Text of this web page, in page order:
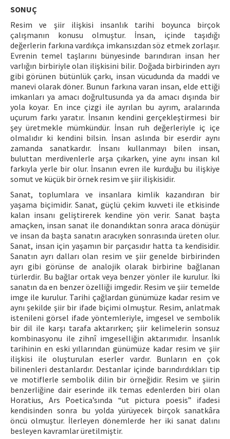
SONUÇ
Resim ve şiir ilişkisi insanlık tarihi boyunca birçok
çalışmanın konusu olmuştur. İnsan, içinde taşıdığı
değerlerin farkına vardıkça imkansızdan söz etmek zorlaşır.
Evrenin temel taşlarını bünyesinde barındıran insan her
varlığın birbiriyle olan ilişkisini bilir. Doğada birbirinden ayrı
gibi görünen bütünlük çarkı, insan vücudunda da maddi ve
manevi olarak döner. Bunun farkına varan insan, elde ettiği
imkanları ya amacı doğrultusunda ya da amacı dışında bir
yola koyar. En ince çizgi ile ayrılan bu ayrım, aralarında
uçurum farkı yaratır. İnsanın kendini gerçekleştirmesi bir
şey üretmekle mümkündür. İnsan ruh değerleriyle iç içe
olmalıdır ki kendini bilsin. İnsan aslında bir eserdir aynı
zamanda sanatkardır. İnsanı kullanmayı bilen insan,
buluttan merdivenlerle arşa çıkarken, yine aynı insan kıl
farkıyla yerle bir olur. İnsanın evren ile kurduğu bu ilişkiye
somut ve küçük bir örnek resim ve şiir ilişkisidir.
Sanat, toplumlara ve insanlara kimlik kazandıran bir
yaşama biçimidir. Sanat, güçlü çekim kuvveti ile etkisinde
kalan insanı geliştirerek kendine yön verir. Sanat başta
amaçken, insan sanat ile donandıktan sonra araca dönüşür
ve insan da başta sanatın aracıyken sonrasında üreten olur.
Sanat, insan için yaşamın bir parçasıdır hatta ta kendisidir.
Sanatın ayrı dalları olan resim ve şiir genelde birbirinden
ayrı gibi görünse de analojik olarak birbirine bağlanan
türlerdir. Bu bağlar ortak veya benzer yönler ile kurulur. İki
sanatın da en benzer özelliği imgedir. Resim ve şiir temelde
imge ile kurulur. Tarihi çağlardan günümüze kadar resim ve
aynı şekilde şiir bir ifade biçimi olmuştur. Resim, anlatmak
istenileni görsel ifade yöntemleriyle, imgesel ve sembolik
bir dil ile karşı tarafa aktarırken; şiir kelimelerin sonsuz
kombinasyonu ile zihnî imgeselliğin aktarımıdır. İnsanlık
tarihinin en eski yıllarından günümüze kadar resim ve şiir
ilişkisi ile oluşturulan eserler vardır. Bunların en çok
bilinenleri destanlardır. Destanlar içinde barındırdıkları tip
ve motiflerle sembolik dilin bir örneğidir. Resim ve şiirin
benzerliğine dair eserinde ilk temas edenlerden biri olan
Horatius, Ars Poetica’sında “ut pictura poesis” ifadesi
kendisinden sonra bu yolda yürüyecek birçok sanatkâra
öncü olmuştur. İlerleyen dönemlerde her iki sanat dalını
besleyen kavramlar üretilmiştir.